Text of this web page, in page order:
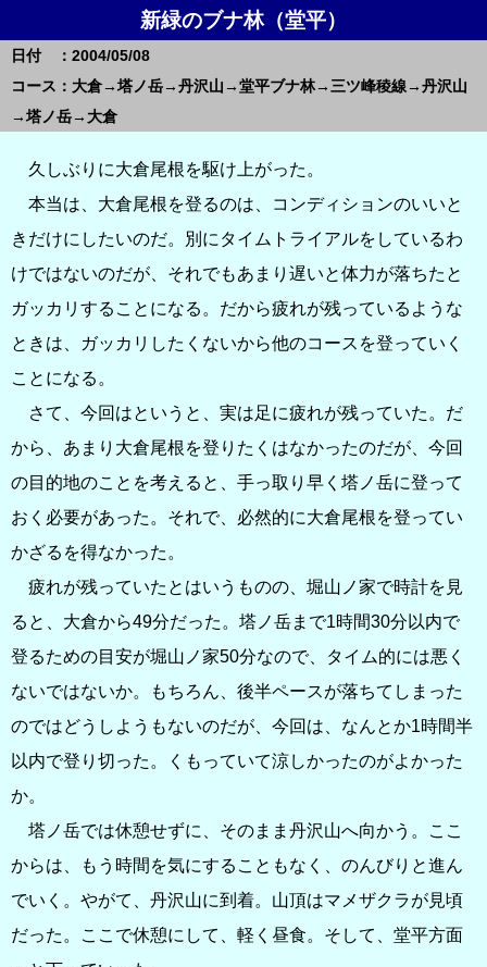
新緑のブナ林（堂平）
日付 ：2004/05/08
コース：大倉→塔ノ岳→丹沢山→堂平ブナ林→三ツ峰稜線→丹沢山
→塔ノ岳→大倉
久しぶりに大倉尾根を駆け上がった。
本当は、大倉尾根を登るのは、コンディションのいいと
きだけにしたいのだ。別にタイムトライアルをしているわ
けではないのだが、それでもあまり遅いと体力が落ちたと
ガッカリすることになる。だから疲れが残っているような
ときは、ガッカリしたくないから他のコースを登っていく
ことになる。
さて、今回はというと、実は足に疲れが残っていた。だ
から、あまり大倉尾根を登りたくはなかったのだが、今回
の目的地のことを考えると、手っ取り早く塔ノ岳に登って
おく必要があった。それで、必然的に大倉尾根を登ってい
かざるを得なかった。
疲れが残っていたとはいうものの、堀山ノ家で時計を見
ると、大倉から49分だった。塔ノ岳まで1時間30分以内で
登るための目安が堀山ノ家50分なので、タイム的には悪く
ないではないか。もちろん、後半ペースが落ちてしまった
のではどうしようもないのだが、今回は、なんとか1時間半
以内で登り切った。くもっていて涼しかったのがよかった
か。
塔ノ岳では休憩せずに、そのまま丹沢山へ向かう。ここ
からは、もう時間を気にすることもなく、のんびりと進ん
でいく。やがて、丹沢山に到着。山頂はマメザクラが見頃
だった。ここで休憩にして、軽く昼食。そして、堂平方面